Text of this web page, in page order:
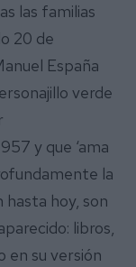
las familias
20 de
España
verde
y que ‘ama
la
hasta hoy, son
libros,
en su versión